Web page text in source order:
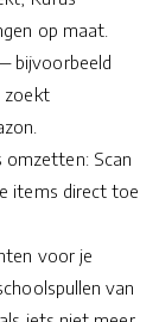
op maat.
bijvoorbeeld
zoekt
omzetten: Scan
items direct toe
voor je
van